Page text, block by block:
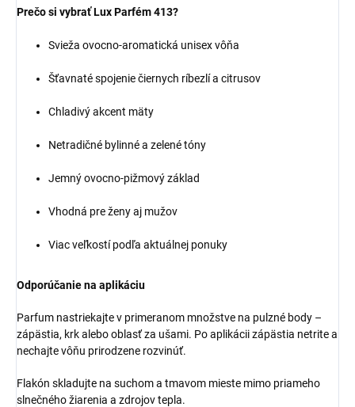
Prečo si vybrať Lux Parfém 413?
Svieža ovocno-aromatická unisex vôňa
Šťavnaté spojenie čiernych ríbezlí a citrusov
Chladivý akcent mäty
Netradičné bylinné a zelené tóny
Jemný ovocno-pižmový základ
Vhodná pre ženy aj mužov
Viac veľkostí podľa aktuálnej ponuky
Odporúčanie na aplikáciu
Parfum nastriekajte v primeranom množstve na pulzné body –
zápästia, krk alebo oblasť za ušami. Po aplikácii zápästia netrite a
nechajte vôňu prirodzene rozvinúť.
Flakón skladujte na suchom a tmavom mieste mimo priameho
slnečného žiarenia a zdrojov tepla.